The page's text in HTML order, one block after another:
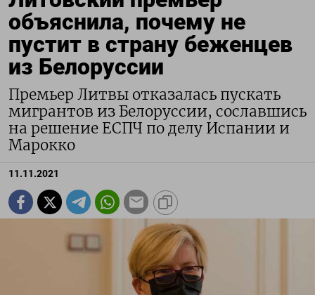
объяснила, почему не
пустит в страну беженцев
из Белоруссии
Премьер Литвы отказалась пускать
мигрантов из Белоруссии, сославшись
на решение ЕСПЧ по делу Испании и
Марокко
11.11.2021